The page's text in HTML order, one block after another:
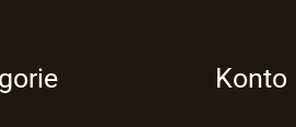
Konto